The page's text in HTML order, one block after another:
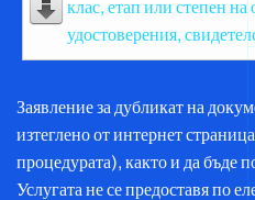
клас, етап или степен на
удостоверения,
Заявление за дубликат на
изтеглено от интернет
процедурата), както и да бъде
Услугата не се предоставя по